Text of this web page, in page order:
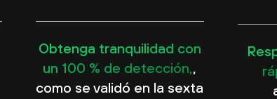
Obtenga tranquilidad con
un 100 % de detección,,
como se validó en la sexta